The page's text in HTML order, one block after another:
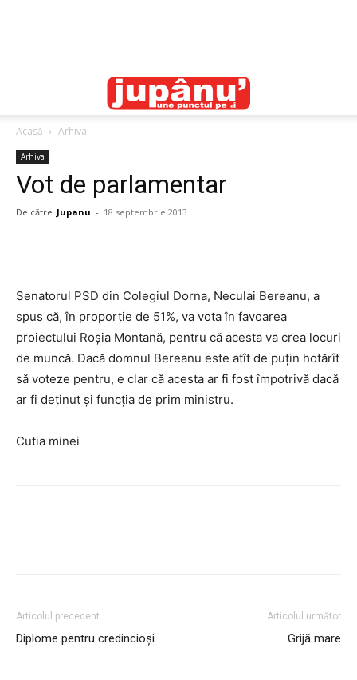
Acasă Arhiva
Arhiva
Vot de parlamentar
De către Jupanu - 18 septembrie 2013
Senatorul PSD din Colegiul Dorna, Neculai Bereanu, a
spus că, în proporţie de 51%, va vota în favoarea
proiectului Roşia Montană, pentru că acesta va crea locuri
de muncă. Dacă domnul Bereanu este atît de puţin hotărît
să voteze pentru, e clar că acesta ar fi fost împotrivă dacă
ar fi deţinut şi funcţia de prim ministru.
Cutia minei
Articolul precedent
Diplome pentru credincioşi
Articolul următor
Grijă mare